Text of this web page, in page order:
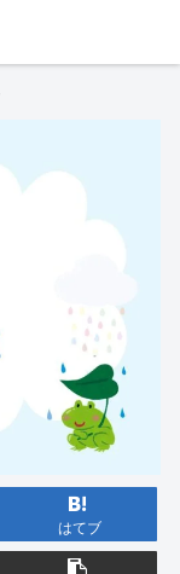
はてブ